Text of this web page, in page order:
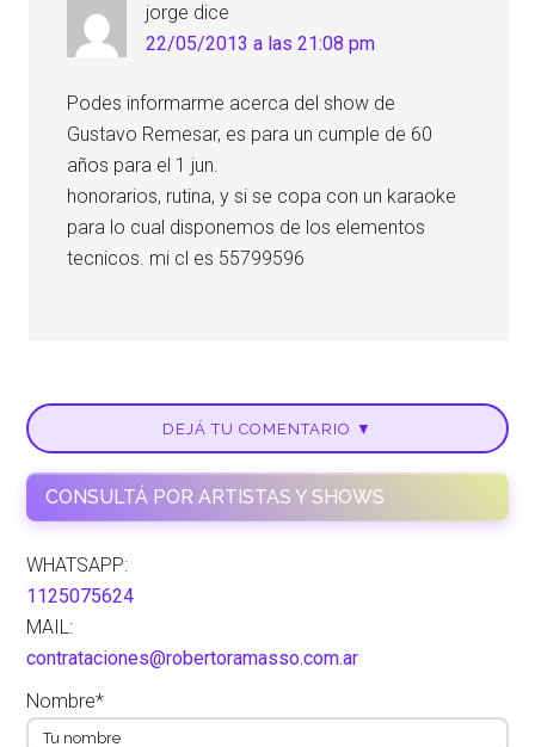
jorge dice
22/05/2013 a las 21:08 pm
Podes informarme acerca del show de
Gustavo Remesar, es para un cumple de 60
años para el 1 jun.
honorarios, rutina, y si se copa con un karaoke
para lo cual disponemos de los elementos
tecnicos. mi cl es 55799596
DEJÁ TU COMENTARIO ▼
CONSULTÁ POR ARTISTAS Y SHOWS
WHATSAPP:
1125075624
MAIL:
contrataciones@robertoramasso.com.ar
Nombre*